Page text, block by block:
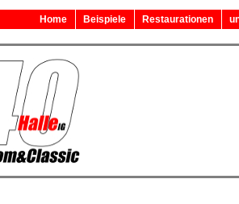
Home Beispiele Restaurationen